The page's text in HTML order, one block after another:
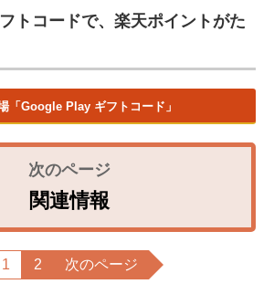
トコードで、楽天ポイントがた
「Google Play ギフトコード」
関連情報
1 2 次のページ